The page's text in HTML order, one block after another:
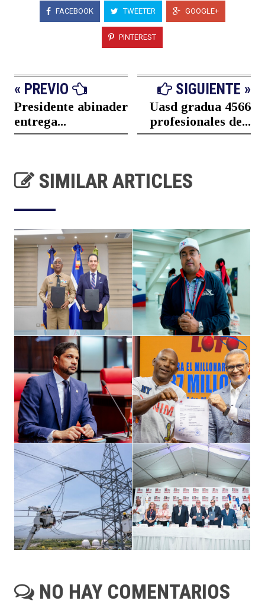
FACEBOOK TWEETER GOOGLE+
PINTEREST
« PREVIO
Presidente abinader
entrega...
SIGUIENTE »
Uasd gradua 4566
profesionales de...
SIMILAR ARTICLES
NO HAY COMENTARIOS